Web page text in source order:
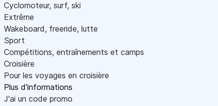
Cyclomoteur, surf, ski
Extrême
Wakeboard, freeride, lutte
Sport
Compétitions, entraînements et camps
Croisière
Pour les voyages en croisière
Plus d'informations
J'ai un code promo